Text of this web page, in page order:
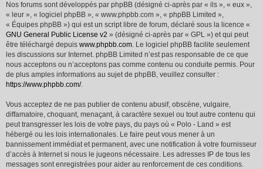
Nos forums sont développés par phpBB (désigné ci-après par « ils », « eux »,
« leur », « logiciel phpBB », « www.phpbb.com », « phpBB Limited »,
« Équipes phpBB ») qui est un script libre de forum, déclaré sous la licence «
GNU General Public License v2 » (désigné ci-après par « GPL ») et qui peut
être téléchargé depuis www.phpbb.com. Le logiciel phpBB facilite seulement
les discussions sur Internet. phpBB Limited n’est pas responsable de ce que
nous acceptons ou n’acceptons pas comme contenu ou conduite permis. Pour
de plus amples informations au sujet de phpBB, veuillez consulter :
https://www.phpbb.com/.
Vous acceptez de ne pas publier de contenu abusif, obscène, vulgaire,
diffamatoire, choquant, menaçant, à caractère sexuel ou tout autre contenu qui
peut transgresser les lois de votre pays, du pays où « Polo - Land » est
hébergé ou les lois internationales. Le faire peut vous mener à un
bannissement immédiat et permanent, avec une notification à votre fournisseur
d’accès à Internet si nous le jugeons nécessaire. Les adresses IP de tous les
messages sont enregistrées pour aider au renforcement de ces conditions.